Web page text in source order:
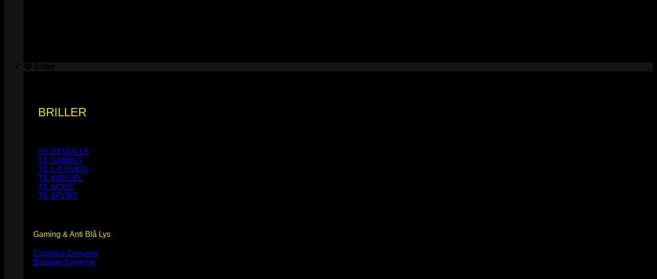
BRILLER
SE DEM ALLE
TIL GAMING
TIL LÆSNING
TIL KØRSEL
TIL MODE
TIL SPORT
Gaming & Anti Blå Lys
Combina Eyewear
Balagan Eyewear